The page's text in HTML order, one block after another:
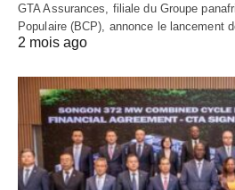
GTA Assurances, filiale du Groupe
Populaire (BCP), annonce le lancement
2 mois ago